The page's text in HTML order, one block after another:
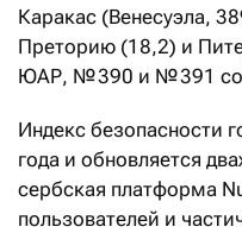
Каракас (Венесуэла,
Преторию (18,2) и
ЮАР, № 390 и № 391
Индекс безопасности
года и обновляется
сербская платформа
пользователей и